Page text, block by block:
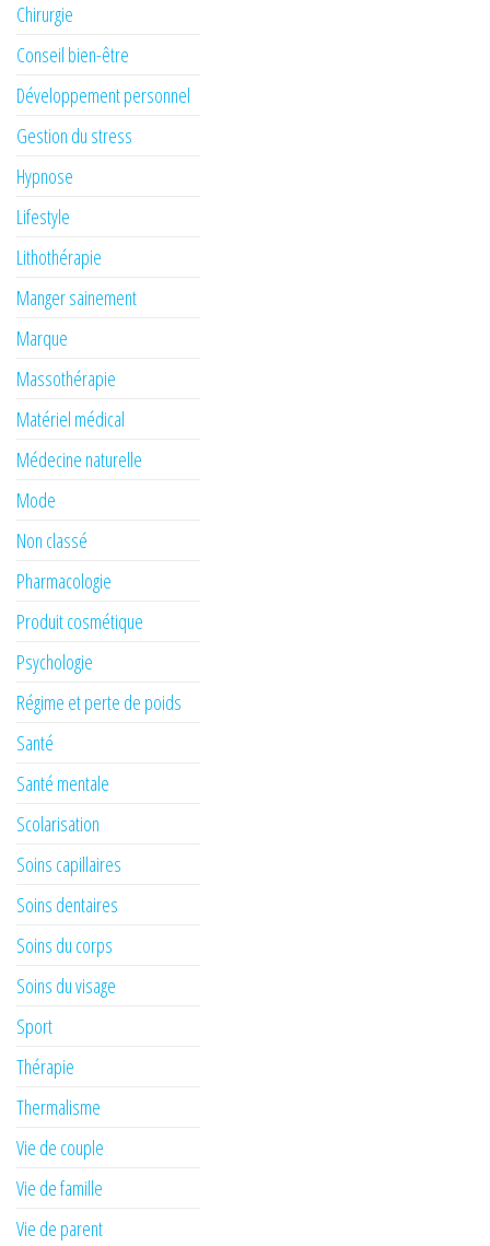
Chirurgie
Conseil bien-être
Développement personnel
Gestion du stress
Hypnose
Lifestyle
Lithothérapie
Manger sainement
Marque
Massothérapie
Matériel médical
Médecine naturelle
Mode
Non classé
Pharmacologie
Produit cosmétique
Psychologie
Régime et perte de poids
Santé
Santé mentale
Scolarisation
Soins capillaires
Soins dentaires
Soins du corps
Soins du visage
Sport
Thérapie
Thermalisme
Vie de couple
Vie de famille
Vie de parent